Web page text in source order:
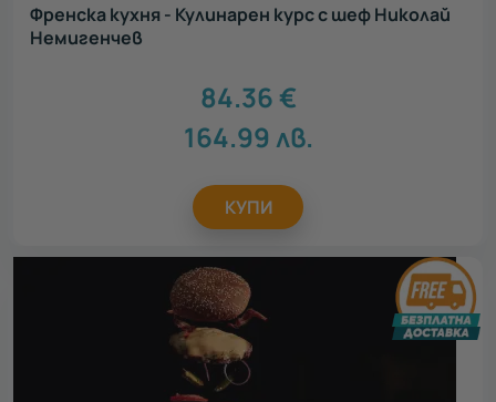
Френска кухня - Кулинарен курс с шеф Николай
Немигенчев
84.36€
164.99 лв.
КУПИ